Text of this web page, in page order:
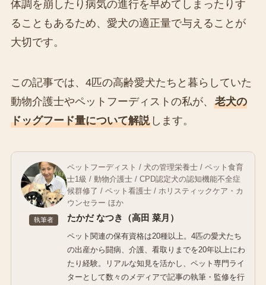
体調を崩したり病気の進行を早めてしまったりす
ることもあるため、愛犬の適正量で与えることが
大切です。
この記事では、4匹の高齢愛犬たちと暮らしていた
動物介護士やペットフーディストの私が、 老犬の
ドッグフード量について解説します。
執筆者
ペットフーディスト / 犬の管理栄養士 / ペット食育
士1級 / 動物介護士 / CPD認定犬の認知機能不全症
候群修了 / ペット看護士 / ホリスティックケア・カ
ウンセラー ほか
たかだ なつき（高田 菜月）
ペット関連の保有資格は20種以上。4匹の愛犬たち
の出産から闘病、介護、看取りまでを20年以上にわ
たり経験。リアルな知見を活かし、ペット専門ライ
ターとして数々のメディアで記事の執筆・監修を行